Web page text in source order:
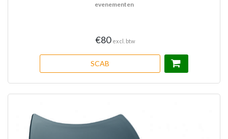
evenementen
€80 excl. btw
SCAB